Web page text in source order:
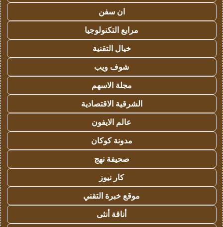
ان سفن
مرابع التكنولوجيا
خيال التقنية
شوف ويب
مجلة الاسهم
الشرقية الاقتصادية
عالم الايفون
مدونة كوكان
صحيفة نهج
كار نيوز
موقع خبرة التقني
أناقة أنثى